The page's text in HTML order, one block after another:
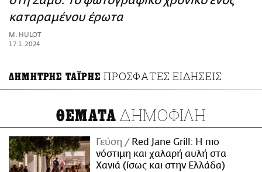
ΑΜΠΑ
PRINT
καταραμένου έρωτα
M. HULOT
17.1.2024
ΔΗΜΗΤΡΗΣ ΤΑΪΡΗΣ ΠΡΟΣΦΑΤΕΣ ΕΙΔΗΣΕΙΣ
ΘΕΜΑΤΑ ΔΗΜΟΦΙΛΗ
Γεύση
Red Jane Grill: Η πιο
νόστιμη και χαλαρή αυλή στα
Χανιά (ίσως και στην Ελλάδα)